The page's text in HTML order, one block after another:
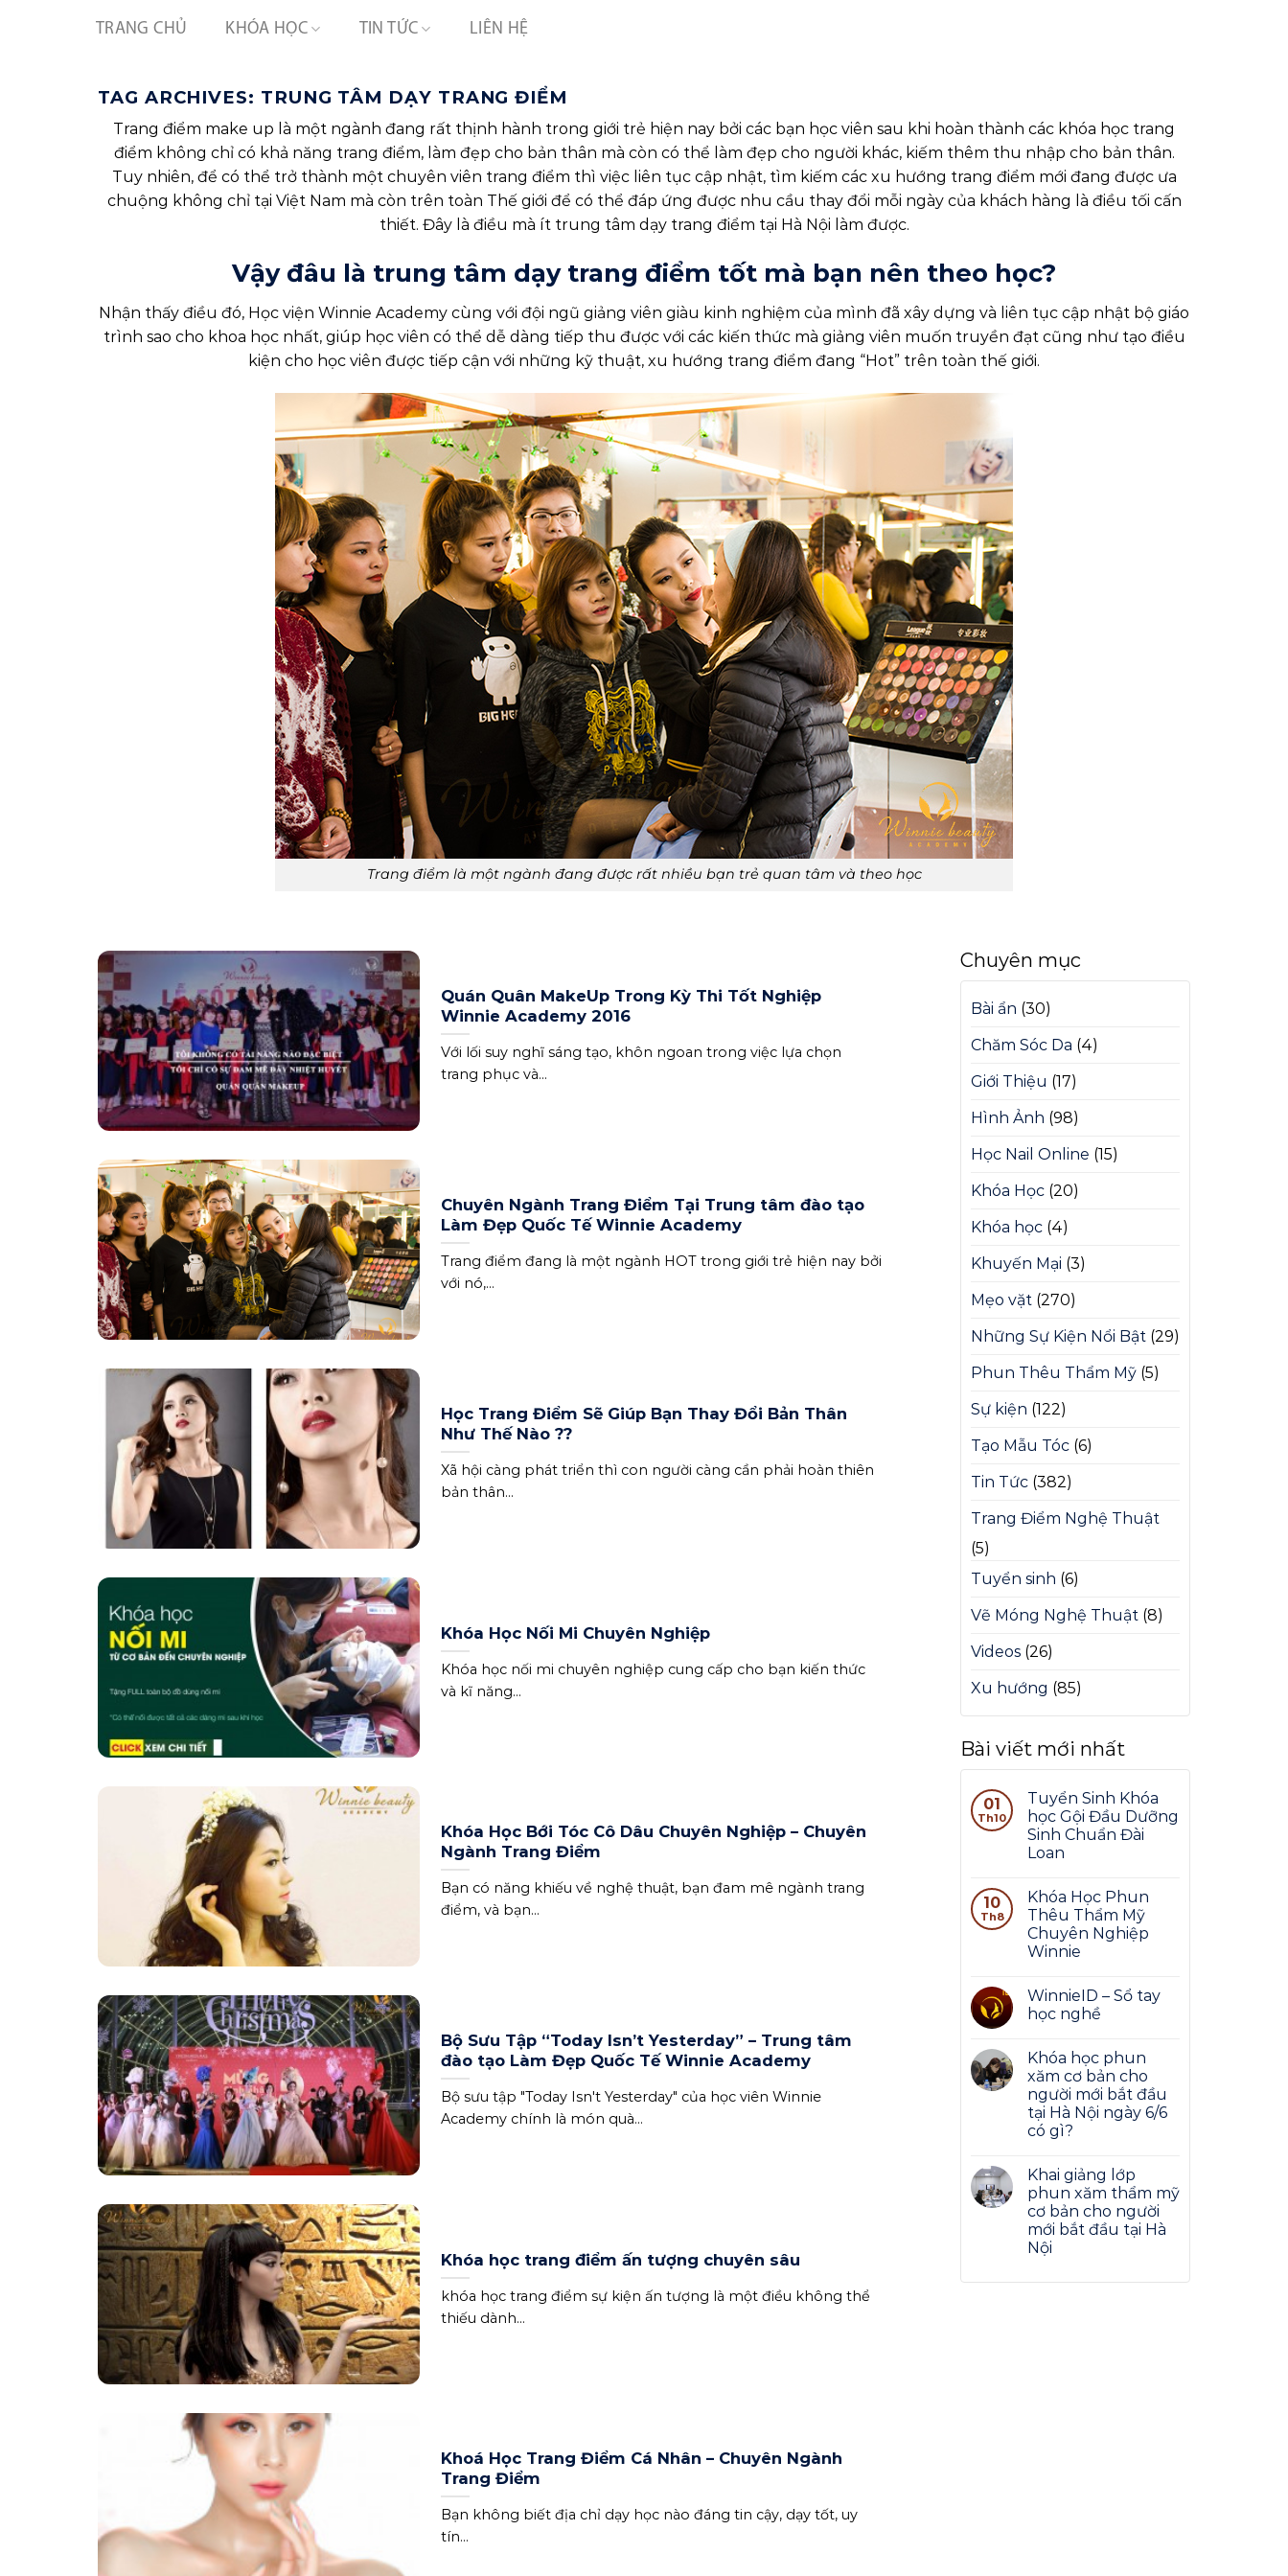
TRANG CHỦ KHÓA HỌC TIN TỨC LIÊN HỆ
TAG ARCHIVES: TRUNG TÂM DẠY TRANG ĐIỂM
Trang điểm make up là một ngành đang rất thịnh hành trong giới trẻ hiện nay bởi các bạn học viên sau khi hoàn thành các khóa học trang
điểm không chỉ có khả năng trang điểm, làm đẹp cho bản thân mà còn có thể làm đẹp cho người khác, kiếm thêm thu nhập cho bản thân.
Tuy nhiên, để có thể trở thành một chuyên viên trang điểm thì việc liên tục cập nhật, tìm kiếm các xu hướng trang điểm mới đang được ưa
chuộng không chỉ tại Việt Nam mà còn trên toàn Thế giới để có thể đáp ứng được nhu cầu thay đổi mỗi ngày của khách hàng là điều tối cấn
thiết. Đây là điều mà ít trung tâm dạy trang điểm tại Hà Nội làm được.
Vậy đâu là trung tâm dạy trang điểm tốt mà bạn nên theo học?
Nhận thấy điều đó, Học viện Winnie Academy cùng với đội ngũ giảng viên giàu kinh nghiệm của mình đã xây dựng và liên tục cập nhật bộ giáo
trình sao cho khoa học nhất, giúp học viên có thể dễ dàng tiếp thu được với các kiến thức mà giảng viên muốn truyền đạt cũng như tạo điều
kiện cho học viên được tiếp cận với những kỹ thuật, xu hướng trang điểm đang “Hot” trên toàn thế giới.
Trang điểm là một ngành đang được rất nhiều bạn trẻ quan tâm và theo học
Quán Quân MakeUp Trong Kỳ Thi Tốt Nghiệp
Winnie Academy 2016
Với lối suy nghĩ sáng tạo, khôn ngoan trong việc lựa chọn
trang phục và...
Chuyên Ngành Trang Điểm Tại Trung tâm đào tạo
Làm Đẹp Quốc Tế Winnie Academy
Trang điểm đang là một ngành HOT trong giới trẻ hiện nay bởi
với nó,...
Học Trang Điểm Sẽ Giúp Bạn Thay Đổi Bản Thân
Như Thế Nào ??
Xã hội càng phát triển thì con người càng cần phải hoàn thiên
bản thân...
Khóa Học Nối Mi Chuyên Nghiệp
Khóa học nối mi chuyên nghiệp cung cấp cho bạn kiến thức
và kĩ năng...
Khóa Học Bới Tóc Cô Dâu Chuyên Nghiệp – Chuyên
Ngành Trang Điểm
Bạn có năng khiếu về nghệ thuật, bạn đam mê ngành trang
điểm, và bạn...
Bộ Sưu Tập “Today Isn’t Yesterday” – Trung tâm
đào tạo Làm Đẹp Quốc Tế Winnie Academy
Bộ sưu tập "Today Isn't Yesterday" của học viên Winnie
Academy chính là món quà...
Khóa học trang điểm ấn tượng chuyên sâu
khóa học trang điểm sự kiện ấn tượng là một điều không thể
thiếu dành...
Khoá Học Trang Điểm Cá Nhân – Chuyên Ngành
Trang Điểm
Bạn không biết địa chỉ dạy học nào đáng tin cậy, dạy tốt, uy
tín...
Chuyên mục
Bài ẩn (30)
Chăm Sóc Da (4)
Giới Thiệu (17)
Hình Ảnh (98)
Học Nail Online (15)
Khóa Học (20)
Khóa học (4)
Khuyến Mại (3)
Mẹo vặt (270)
Những Sự Kiện Nổi Bật (29)
Phun Thêu Thẩm Mỹ (5)
Sự kiện (122)
Tạo Mẫu Tóc (6)
Tin Tức (382)
Trang Điểm Nghệ Thuật
(5)
Tuyển sinh (6)
Vẽ Móng Nghệ Thuật (8)
Videos (26)
Xu hướng (85)
Bài viết mới nhất
01
Th10
Tuyển Sinh Khóa
học Gội Đầu Dưỡng
Sinh Chuẩn Đài
Loan
10
Th8
Khóa Học Phun
Thêu Thẩm Mỹ
Chuyên Nghiệp
Winnie
WinnieID – Sổ tay
học nghề
Khóa học phun
xăm cơ bản cho
người mới bắt đầu
tại Hà Nội ngày 6/6
có gì?
Khai giảng lớp
phun xăm thẩm mỹ
cơ bản cho người
mới bắt đầu tại Hà
Nội